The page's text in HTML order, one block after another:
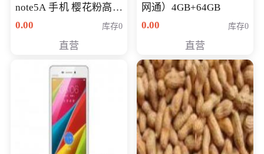
note5A 手机 樱花粉高配
版 全网通(3G+32G)
0.00 库存0
直营
网通）4GB+64GB
0.00
库存0
直营